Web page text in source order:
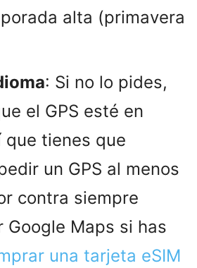
alta (primavera
: Si no lo pides,
el GPS esté en
que tienes que
un GPS al menos
contra siempre
Google Maps si has
una tarjeta eSIM